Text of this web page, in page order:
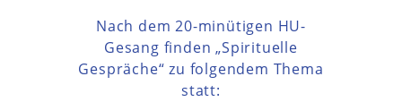
Nach dem 20-minütigen HU-
Gesang finden „Spirituelle
Gespräche“ zu folgendem Thema
statt: